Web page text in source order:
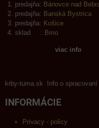
predajňa: Bánovce nad
predajňa: Banská Bystrica
predajňa: Košice
sklad : Brno +420
viac info
krby-tuma.sk Info o spracovaní
INFORMÁCIE
Privacy - policy